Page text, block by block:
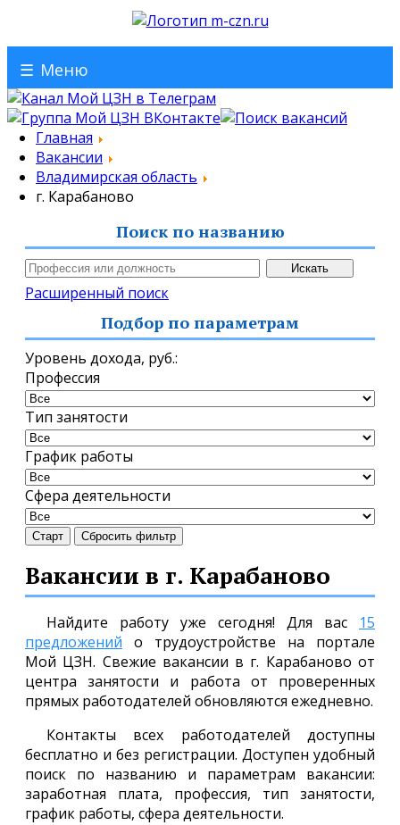
☰ Меню
Главная
Вакансии
Владимирская область
г. Карабаново
Поиск по названию
Расширенный поиск
Подбор по параметрам
Уровень дохода, руб.:
Профессия
Тип занятости
График работы
Сфера деятельности
Старт Сбросить фильтр
Вакансии в г. Карабаново
Найдите работу уже сегодня! Для вас 15
предложений о трудоустройстве на портале
Мой ЦЗН. Свежие вакансии в г. Карабаново от
центра занятости и работа от проверенных
прямых работодателей обновляются ежедневно.
Контакты всех работодателей доступны
бесплатно и без регистрации. Доступен удобный
поиск по названию и параметрам вакансии:
заработная плата, профессия, тип занятости,
график работы, сфера деятельности.